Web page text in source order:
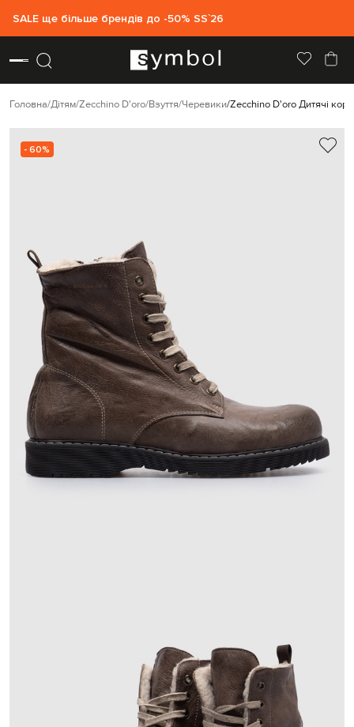
SALE ще більше брендів до -50% SS`26
Головна Дітям Zecchino D'oro Взуття Черевики Zecchino D'oro Дитячі
- 60%